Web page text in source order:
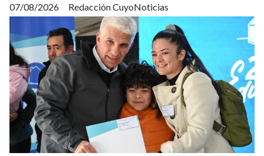
Redacción CuyoNoticias
07/08/2026